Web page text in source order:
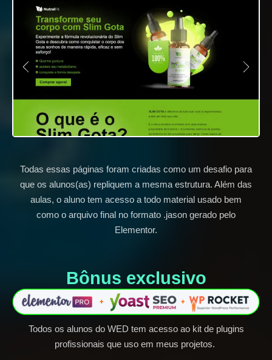
Todas essas páginas foram criadas como um desafio para
que os alunos(as) repliquem a mesma estrutura. Além das
aulas, o aluno tem acesso a todo material usado bem
como o arquivo final no formato .jason gerado pelo
Elementor.
Bônus exclusivo​
Todos os alunos do WED tem acesso ao kit de plugins
profissionais que uso em meus projetos.